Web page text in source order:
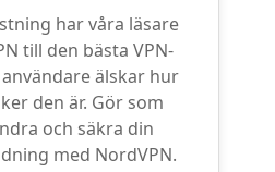
har våra läsare
till den bästa VPN-
älskar hur
den är. Gör som
och säkra din
med NordVPN.